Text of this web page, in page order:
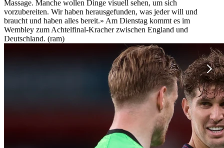
Massage. Manche wollen Dinge visuell sehen, um sich
vorzubereiten. Wir haben herausgefunden, was jeder will und
braucht und haben alles bereit.» Am Dienstag kommt es im
Wembley zum Achtelfinal-Kracher zwischen England und
Deutschland. (ram)